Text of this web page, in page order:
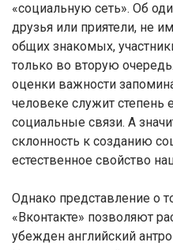
«социальную сеть». Об
друзья или приятели, не
общих знакомых,
только во вторую
оценки важности
человеке служит степень
социальные связи. А
склонность к созданию
естественное свойство
Однако представление о
«Вконтакте» позволяют
убежден английский